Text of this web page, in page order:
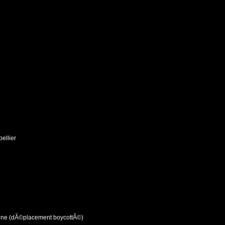
(dÃ©placement boycottÃ©)